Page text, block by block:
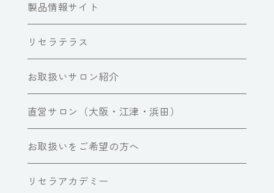
製品情報サイト
リセラテラス
お取扱いサロン紹介
直営サロン（大阪・江津・浜田）
お取扱いをご希望の方へ
リセラアカデミー